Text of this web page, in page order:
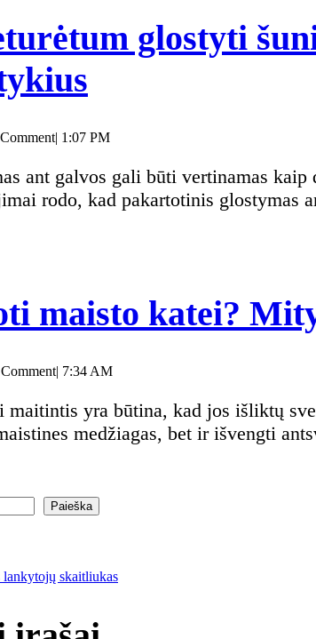
kuris
gali
būti
pavojingas
sveikatai
glostyti
glostyti
šuniuko
kuri
gali
amžinai
sugadinti
jūsų
| 1:07 PM
rodo, kad pakartotinis glostymas
maisto katei?
| 7:34 AM
medžiagas, bet ir išvengti
Paieška